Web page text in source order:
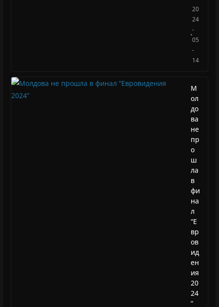
20
24
-
05
-
14
М
ол
до
ва
не
пр
о
ш
ла
в
фи
на
л
“Е
вр
ов
ид
ен
ия
20
24
”